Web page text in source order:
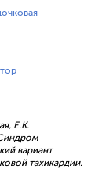
Е.К.
вариант
тахикардии.